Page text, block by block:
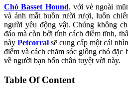
Chó Basset Hound, với vẻ ngoài
và ánh mắt buồn rười rượi, luôn
người yêu động vật. Chúng không
đáo mà còn bởi tính cách điềm tĩnh,
này Petcorral sẽ cung cấp một cái
điểm và cách chăm sóc giống chó đặc
về người bạn bốn chân tuyệt vời này.
Table Of Content